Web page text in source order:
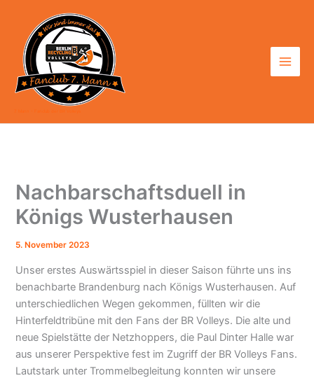
springen
Nachbarschaftsduell in
Königs Wusterhausen
5. November 2023
Unser erstes Auswärtsspiel in dieser Saison führte uns ins
benachbarte Brandenburg nach Königs Wusterhausen. Auf
unterschiedlichen Wegen gekommen, füllten wir die
Hinterfeldtribüne mit den Fans der BR Volleys. Die alte und
neue Spielstätte der Netzhoppers, die Paul Dinter Halle war
aus unserer Perspektive fest im Zugriff der BR Volleys Fans.
Lautstark unter Trommelbegleitung konnten wir unsere